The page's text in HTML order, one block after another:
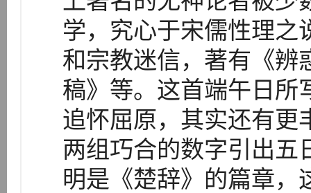
学，究心于宋儒性理之
和宗教迷信，著有《辨
稿》等。这首端午日所
追怀屈原，其实还有更
两组巧合的数字引出五
明是《楚辞》的篇章，